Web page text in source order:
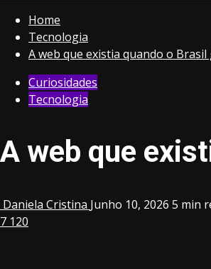
Home
Tecnologia
A web que existia quando o Brasil
Curiosidades
Tecnologia
A web que
Daniela Cristina Junho 10, 2026 5 min
7 120